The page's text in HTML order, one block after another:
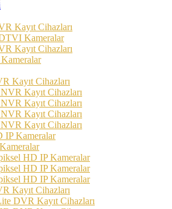
Kayıt Cihazları
Kameralar
Kayıt Cihazları
Kayıt Cihazları
Kayıt Cihazları
Kayıt Cihazları
Kayıt Cihazları
Kayıt Cihazları
Kameralar
HD IP Kameralar
HD IP Kameralar
HD IP Kameralar
Kayıt Cihazları
DVR Kayıt Cihazları